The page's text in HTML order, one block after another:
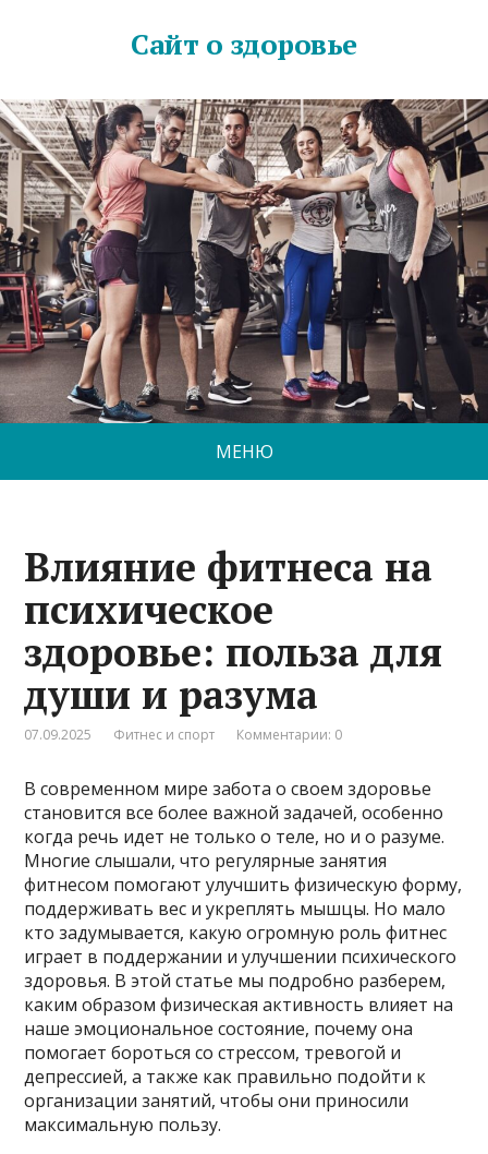
Сайт о здоровье
МЕНЮ
Влияние фитнеса на
психическое
здоровье: польза для
души и разума
07.09.2025 Фитнес и спорт Комментарии: 0
В современном мире забота о своем здоровье
становится все более важной задачей, особенно
когда речь идет не только о теле, но и о разуме.
Многие слышали, что регулярные занятия
фитнесом помогают улучшить физическую форму,
поддерживать вес и укреплять мышцы. Но мало
кто задумывается, какую огромную роль фитнес
играет в поддержании и улучшении психического
здоровья. В этой статье мы подробно разберем,
каким образом физическая активность влияет на
наше эмоциональное состояние, почему она
помогает бороться со стрессом, тревогой и
депрессией, а также как правильно подойти к
организации занятий, чтобы они приносили
максимальную пользу.